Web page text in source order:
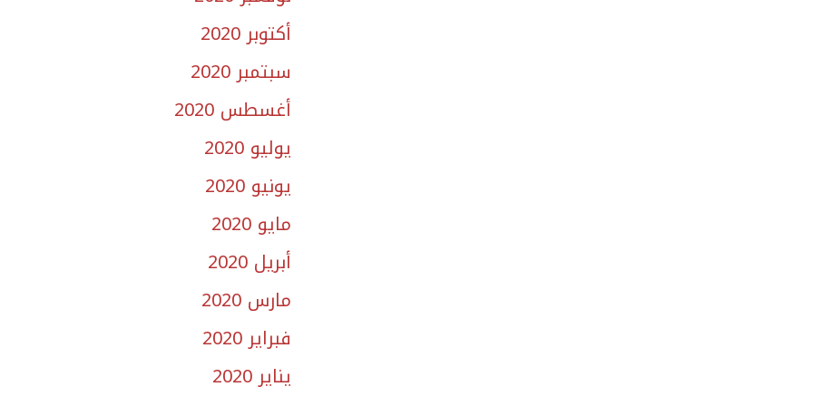
أكتوبر 2020
سبتمبر 2020
أغسطس 2020
يوليو 2020
يونيو 2020
مايو 2020
أبريل 2020
مارس 2020
فبراير 2020
يناير 2020